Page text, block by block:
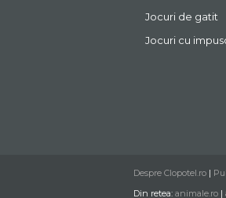
Jocuri de gatit
Jocuri cu
Despre Clopotel.ro |
Din retea: animale.ro |